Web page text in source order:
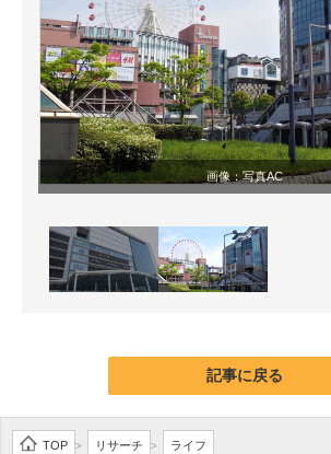
電子設計の基本と応用
エネルギーの専門メディア
建設×テクノロジーの最前線
ちょっと気になるネットの話題
画像：写真AC
記事に戻る
TOP > リサーチ > ライフ